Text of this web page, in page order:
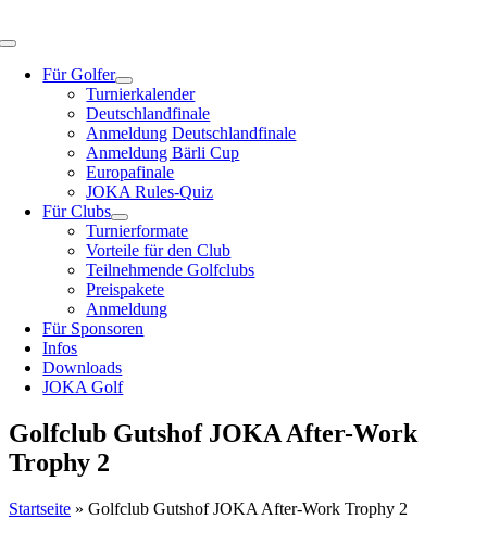
Inhalt
Toggle
NavigationFür Golfer
Turnierkalender
Deutschlandfinale
Anmeldung Deutschlandfinale
Anmeldung Bärli Cup
Europafinale
JOKA Rules-Quiz
Für Clubs
Turnierformate
Vorteile für den Club
Teilnehmende Golfclubs
Preispakete
Anmeldung
Für Sponsoren
Infos
Downloads
JOKA Golf
Golfclub Gutshof JOKA After-Work
Trophy 2
Startseite » Golfclub Gutshof JOKA After-Work Trophy 2